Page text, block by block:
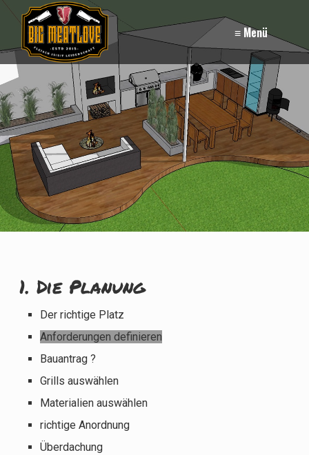
≡ Menü
1. Die Planung
Der richtige Platz
Anforderungen definieren
Bauantrag ?
Grills auswählen
Materialien auswählen
richtige Anordnung
Überdachung